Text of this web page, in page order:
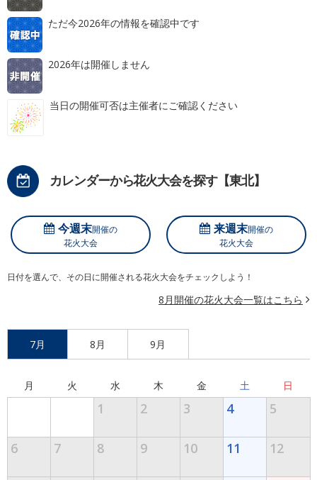
ただ今2026年の情報を確認中です
2026年は開催しません
当日の開催可否は主催者にご確認ください
カレンダーから花火大会を探す【東北】
今週末開催の
花火大会
来週末開催の
花火大会
日付を選んで、その日に開催される花火大会をチェックしよう！
8月開催の花火大会一覧はこちら
7月 8月 9月
月 火 水 木 金 土 日
1 2 3 4 5
6 7 8 9 10 11 12